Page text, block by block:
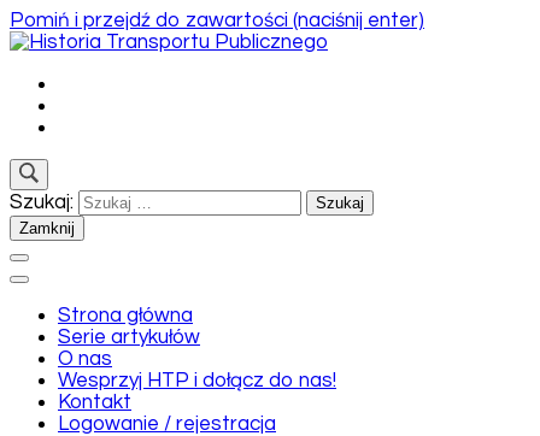
Pomiń i przejdź do zawartości (naciśnij enter)
Historia Transportu Publicznego
Historia Transportu Publicznego
Szukaj:
Zamknij
Strona główna
Serie artykułów
O nas
Wesprzyj HTP i dołącz do nas!
Kontakt
Logowanie / rejestracja